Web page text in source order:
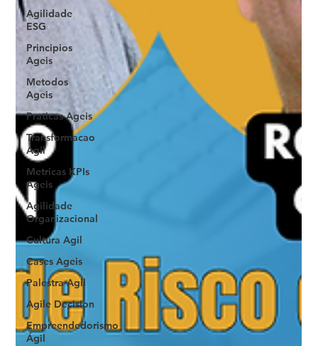
Agilidade
ESG
Principios
Ageis
Metodos
Ageis
Praticas Ageis
Transformacao
Agil
Metricas KPIs
Ageis
Agilidade
Organizacional
Cultura Agil
Cases Ageis
Palestra Agil
Agile Decision
Empreendedorismo
Ágil